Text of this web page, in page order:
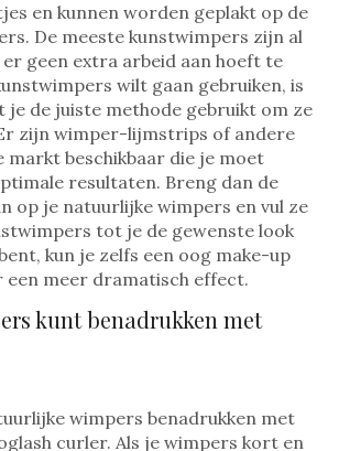
en kunnen worden geplakt op de
De meeste kunstwimpers zijn al
geen extra arbeid aan hoeft te
wilt gaan gebruiken, is
je de juiste methode gebruikt om ze
zijn wimper-lijmstrips of andere
beschikbaar die je moet
resultaten. Breng dan de
op je natuurlijke wimpers en vul ze
tot je de gewenste look
kun je zelfs een oog make-up
een meer dramatisch effect.
kunt benadrukken met
wimpers benadrukken met
curler. Als je wimpers kort en